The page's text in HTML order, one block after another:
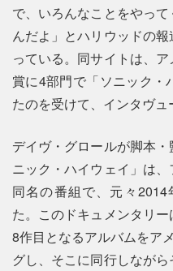
で、いろんなことをやっ
んだよ」とハリウッドの
っている。同サイトは、
賞に4部門で「ソニック・
たのを受けて、インタヴュ
デイヴ・グロールが脚本
ニック・ハイウェイ」は
同名の番組で、元々
た。このドキュメンタリ
8作目となるアルバムをア
グし、そこに同行しなが